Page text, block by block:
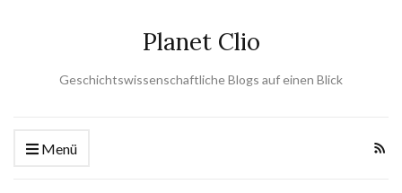
Planet Clio
Geschichtswissenschaftliche Blogs auf einen Blick
Menü